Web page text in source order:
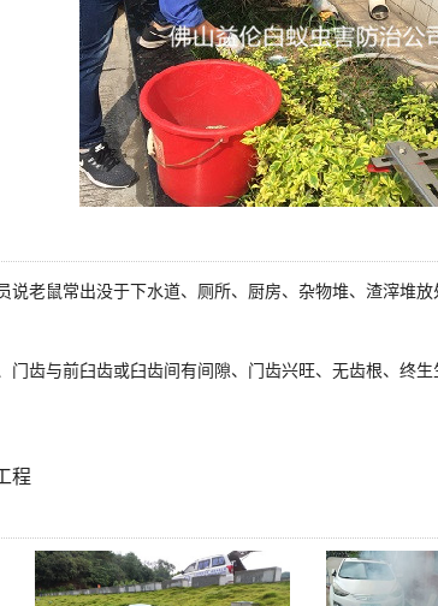
说老鼠常出没于下水道、厕所、厨房、杂物堆、渣滓堆
齿与前臼齿或臼齿间有间隙、门齿兴旺、无齿根、终生
程